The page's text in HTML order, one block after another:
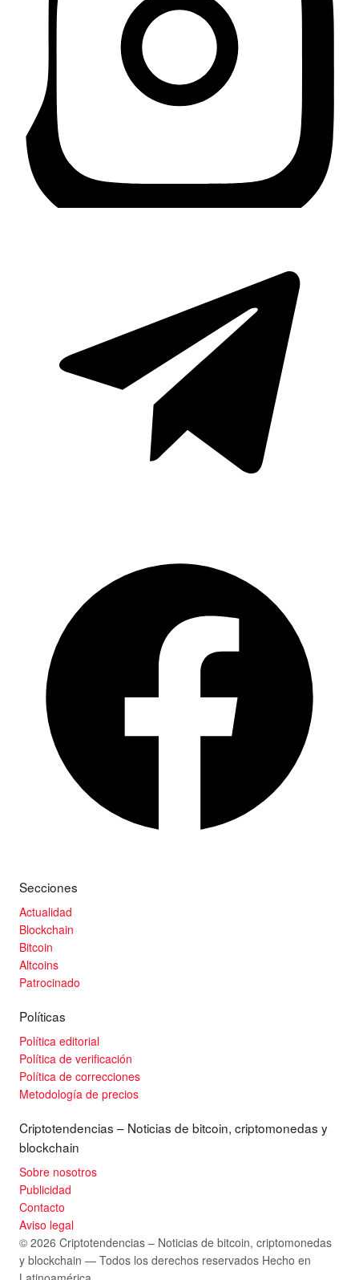
Secciones
Actualidad
Blockchain
Bitcoin
Altcoins
Patrocinado
Políticas
Política editorial
Política de verificación
Política de correcciones
Metodología de precios
Criptotendencias – Noticias de bitcoin, criptomonedas y
blockchain
Sobre nosotros
Publicidad
Contacto
Aviso legal
© 2026 Criptotendencias – Noticias de bitcoin, criptomonedas
y blockchain — Todos los derechos reservados Hecho en